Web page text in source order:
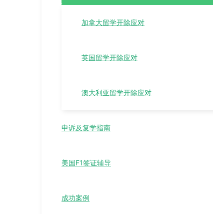
加拿大留学开除应对
英国留学开除应对
澳大利亚留学开除应对
申诉及复学指南
美国F1签证辅导
成功案例